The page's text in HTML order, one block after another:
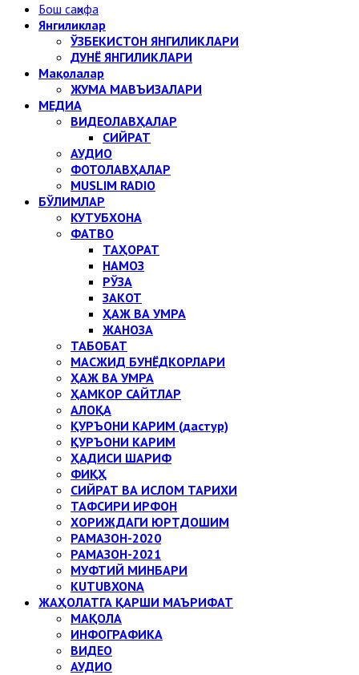
Бош саҳифа
Янгиликлар
ЎЗБЕКИСТОН ЯНГИЛИКЛАРИ
ДУНЁ ЯНГИЛИКЛАРИ
Мақолалар
ЖУМА МАВЪИЗАЛАРИ
МЕДИА
ВИДЕОЛАВҲАЛАР
СИЙРАТ
АУДИО
ФОТОЛАВҲАЛАР
MUSLIM RADIO
БЎЛИМЛАР
КУТУБХОНА
ФАТВО
ТАҲОРАТ
НАМОЗ
РЎЗА
ЗАКОТ
ҲАЖ ВА УМРА
ЖАНОЗА
ТАБОБАТ
МАСЖИД БУНЁДКОРЛАРИ
ҲАЖ ВА УМРА
ҲАМКОР САЙТЛАР
АЛОҚА
ҚУРЪОНИ КАРИМ (дастур)
ҚУРЪОНИ КАРИМ
ҲАДИСИ ШАРИФ
ФИҚҲ
СИЙРАТ ВА ИСЛОМ ТАРИХИ
ТАФСИРИ ИРФОН
ХОРИЖДАГИ ЮРТДОШИМ
РАМАЗОН-2020
РАМАЗОН-2021
МУФТИЙ МИНБАРИ
KUTUBXONA
ЖАҲОЛАТГА ҚАРШИ МАЪРИФАТ
МАҚОЛА
ИНФОГРАФИКА
ВИДЕО
АУДИО